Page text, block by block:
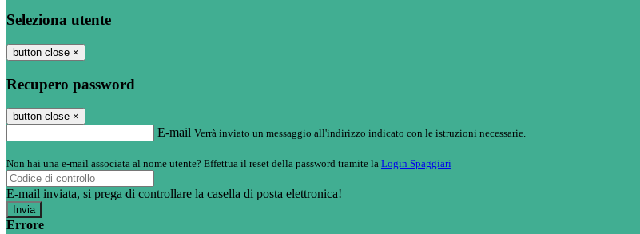
Seleziona utente
button close ×
Recupero password
button close ×
E-mail Verrà inviato un messaggio all'indirizzo indicato con le istruzioni necessarie.
Non hai una e-mail associata al nome utente? Effettua il reset della password tramite la Login Spaggiari
E-mail inviata, si prega di controllare la casella di posta elettronica!
Errore